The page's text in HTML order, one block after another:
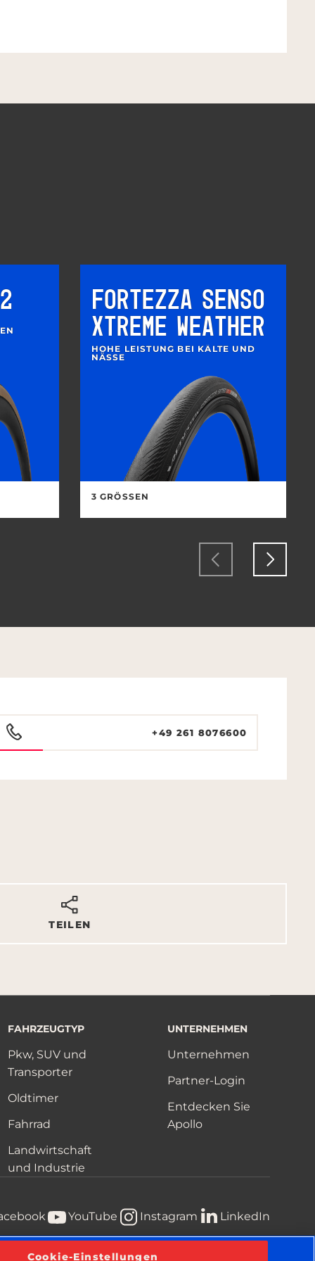
FORTEZZA SENSO
XTREME WEATHER
HOHE LEISTUNG BEI KÄLTE UND
NÄSSE
3 GRÖSSEN
+49 261 8076600
TEILEN
FAHRZEUGTYP
Pkw, SUV und
Transporter
Oldtimer
Fahrrad
Landwirtschaft
und Industrie
UNTERNEHMEN
Unternehmen
Partner-Login
Entdecken Sie
Apollo
YouTube Instagram LinkedIn
Cookie-Einstellungen